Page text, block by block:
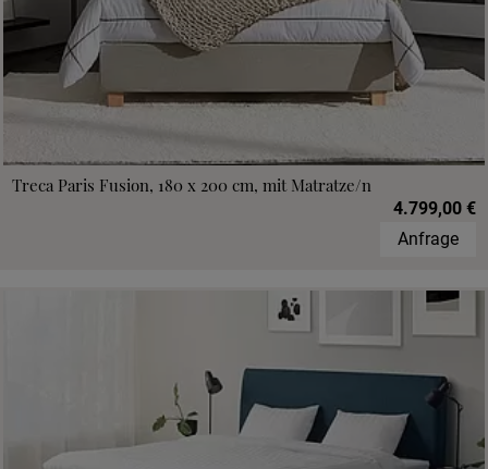
Treca Paris Fusion, 180 x 200 cm, mit Matratze/n
4.799,00 €
Anfrage